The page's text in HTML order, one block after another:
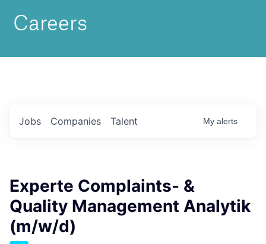
Careers
Jobs Companies Talent My alerts
Experte Complaints- &
Quality Management Analytik
(m/w/d)